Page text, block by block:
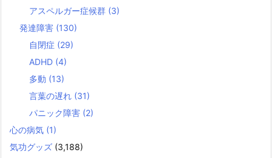
アスペルガー症候群 (3)
発達障害 (130)
自閉症 (29)
ADHD (4)
多動 (13)
言葉の遅れ (31)
パニック障害 (2)
心の病気 (1)
気功グッズ (3,188)